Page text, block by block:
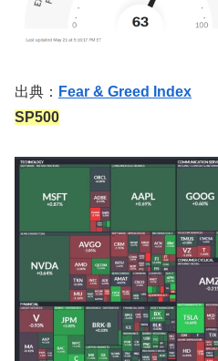
出典： Fear & Greed Index
SP500